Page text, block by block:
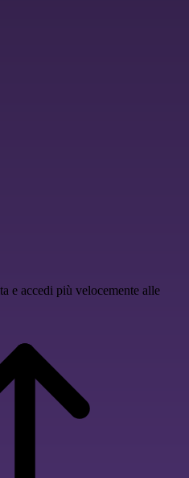
e accedi più velocemente alle